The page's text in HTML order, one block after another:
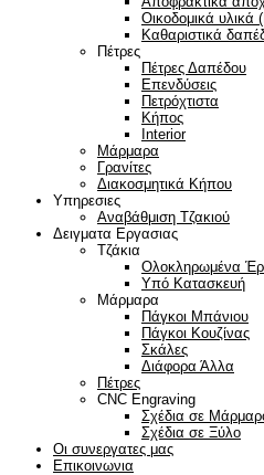
Οικοδομικά υλικά
Καθαριστικά
Πέτρες
Πέτρες Δαπέδου
Επενδύσεις
Πετρόχτιστα
Κήπος
Interior
Μάρμαρα
Γρανίτες
Διακοσμητικά Κήπου
Υπηρεσιες
Αναβάθμιση Τζακιού
Δειγματα Εργασιας
Τζάκια
Ολοκληρωμένα
Υπό Κατασκευή
Μάρμαρα
Πάγκοι Μπάνιου
Πάγκοι Κουζίνας
Σκάλες
Διάφορα Άλλα
Πέτρες
CNC Engraving
Σχέδια σε
Σχέδια σε Ξύλο
Οι συνεργατες μας
Επικοινωνια